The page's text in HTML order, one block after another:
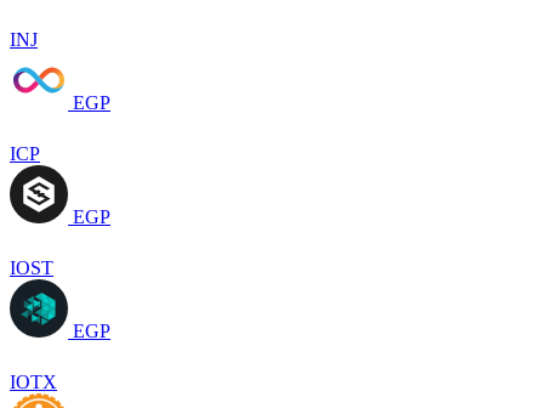
INJ
EGP
ICP
EGP
IOST
EGP
IOTX